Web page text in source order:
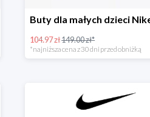
104.97 zł149.00 zł*
*najniższa cena z 30 dni przed obniżką